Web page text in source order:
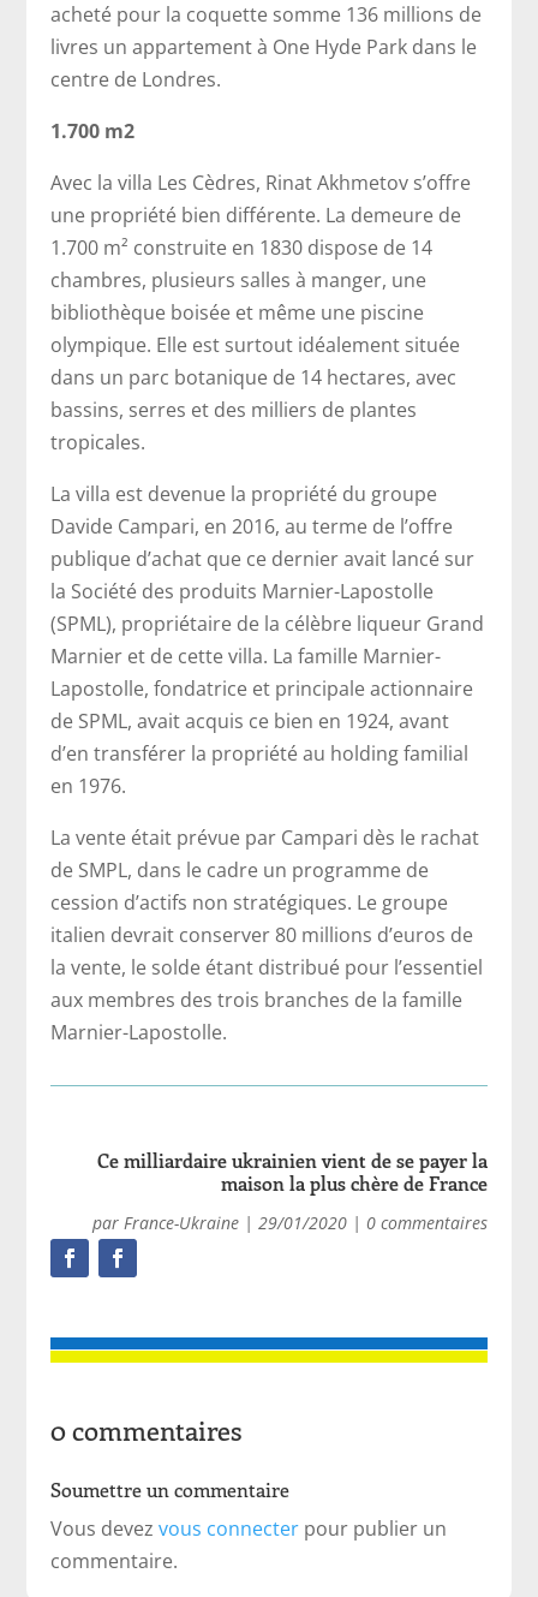
acheté pour la coquette somme 136 millions de
livres un appartement à One Hyde Park dans le
centre de Londres.
1.700 m2
Avec la villa Les Cèdres, Rinat Akhmetov s’offre
une propriété bien différente. La demeure de
1.700 m² construite en 1830 dispose de 14
chambres, plusieurs salles à manger, une
bibliothèque boisée et même une piscine
olympique. Elle est surtout idéalement située
dans un parc botanique de 14 hectares, avec
bassins, serres et des milliers de plantes
tropicales.
La villa est devenue la propriété du groupe
Davide Campari, en 2016, au terme de l’offre
publique d’achat que ce dernier avait lancé sur
la Société des produits Marnier-Lapostolle
(SPML), propriétaire de la célèbre liqueur Grand
Marnier et de cette villa. La famille Marnier-
Lapostolle, fondatrice et principale actionnaire
de SPML, avait acquis ce bien en 1924, avant
d’en transférer la propriété au holding familial
en 1976.
La vente était prévue par Campari dès le rachat
de SMPL, dans le cadre un programme de
cession d’actifs non stratégiques. Le groupe
italien devrait conserver 80 millions d’euros de
la vente, le solde étant distribué pour l’essentiel
aux membres des trois branches de la famille
Marnier-Lapostolle.
Ce milliardaire ukrainien vient de se payer la
maison la plus chère de France
par France-Ukraine| 29/01/2020| 0 commentaires
0 commentaires
Soumettre un commentaire
Vous devezvous connecter pour publier un
commentaire.